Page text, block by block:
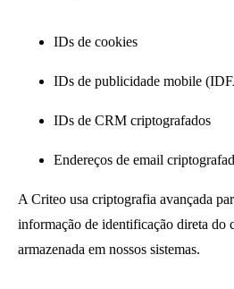
IDs de cookies
IDs de publicidade mobile
IDs de CRM criptografados
Endereços de email
A Criteo usa criptografia avançada
informação de identificação direta do
armazenada em nossos sistemas.